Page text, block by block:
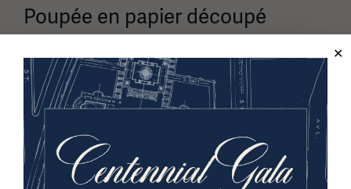
Poupée en papier découpé
mettaient l'accent sur les idéaux patriotiques des
jeunes filles.
ID d'objet : 2023.124.1
Image(s)